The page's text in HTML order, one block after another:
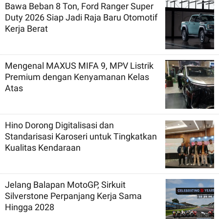
Bawa Beban 8 Ton, Ford Ranger Super
Duty 2026 Siap Jadi Raja Baru Otomotif
Kerja Berat
Mengenal MAXUS MIFA 9, MPV Listrik
Premium dengan Kenyamanan Kelas
Atas
Hino Dorong Digitalisasi dan
Standarisasi Karoseri untuk Tingkatkan
Kualitas Kendaraan
Jelang Balapan MotoGP, Sirkuit
Silverstone Perpanjang Kerja Sama
Hingga 2028